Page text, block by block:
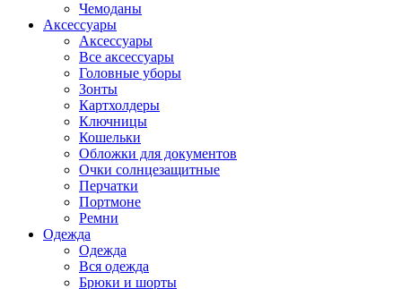
Чемоданы
Аксессуары
Аксессуары
Все аксессуары
Головные уборы
Зонты
Картхолдеры
Ключницы
Кошельки
Обложки для документов
Очки солнцезащитные
Перчатки
Портмоне
Ремни
Одежда
Одежда
Вся одежда
Брюки и шорты